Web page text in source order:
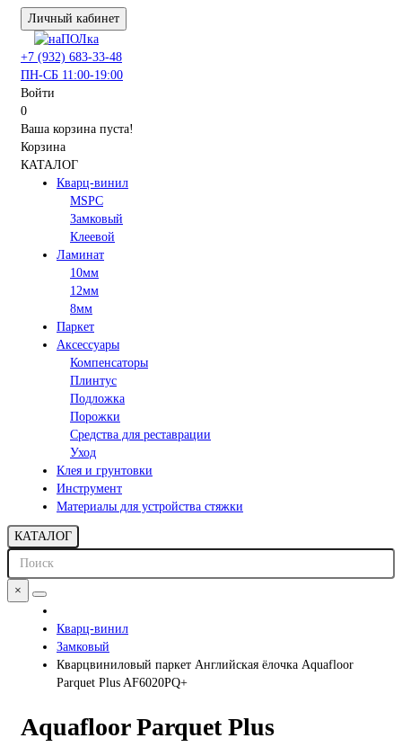
Личный кабинет
+7 (932) 683-33-48
ПН-СБ 11:00-19:00
Войти
0
Ваша корзина пуста!
Корзина
КАТАЛОГ
Кварц-винил
MSPC
Замковый
Клеевой
Ламинат
10мм
12мм
8мм
Паркет
Аксессуары
Компенсаторы
Плинтус
Подложка
Порожки
Средства для реставрации
Уход
Клея и грунтовки
Инструмент
Материалы для устройства стяжки
КАТАЛОГ
×
Кварц-винил
Замковый
Кварцвиниловый паркет Английская ёлочка Aquafloor
Parquet Plus AF6020PQ+
Aquafloor Parquet Plus